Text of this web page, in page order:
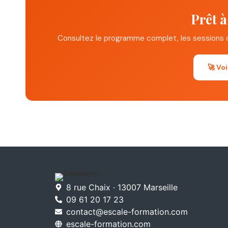
– • Correction commentée collective par le formateur
– • Questionnaire de satisfaction à chaud · Bilan et
Prêt
Consultez le programme complet, les
🚀
8 rue Chaix · 13007 Marseille
09 61 20 17 23
contact@escale-formation.com
escale-formation.com